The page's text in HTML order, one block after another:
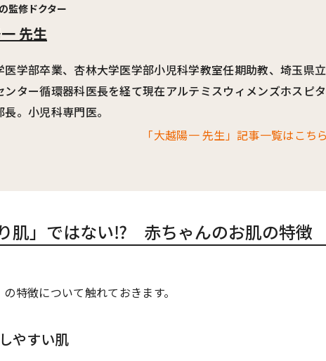
監修ドクター
先生
医学部卒業、杏林大学医学部小児科学教室任期助教、埼玉県
ンター循環器科医長を経て現在アルテミスウィメンズホスピ
。小児科専門医。
「大越陽一 先生」記事一覧はこち
肌」ではない⁉ 赤ちゃんのお肌の特徴
特徴について触れておきます。
やすい肌